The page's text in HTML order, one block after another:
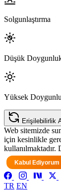
Solgunlaştırma
Düşük
Yüksek
Erişilebilirlik
Web sitemizde
için kesinlikle
Kabul Ediyorum
TR EN